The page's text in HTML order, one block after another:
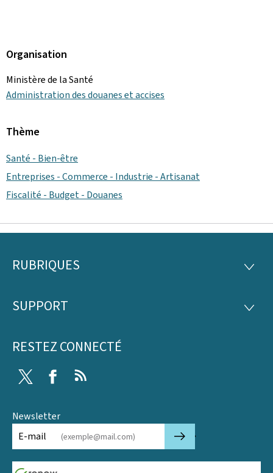
Organisation
Ministère de la Santé
Administration des douanes et accises
Thème
Santé - Bien-être
Entreprises - Commerce - Industrie - Artisanat
Fiscalité - Budget - Douanes
Pied
page
RUBRIQUES
SUPPORT
RESTEZ CONNECTÉ
Twitter Facebook
Newsletter
E-mail
🡒